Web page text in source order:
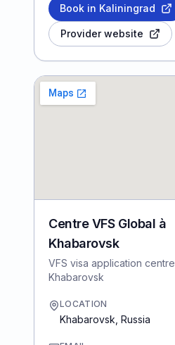
Book in Kaliningrad
Provider website
Centre VFS Global à
Khabarovsk
VFS visa application centre,
Khabarovsk
LOCATION
Khabarovsk Russia